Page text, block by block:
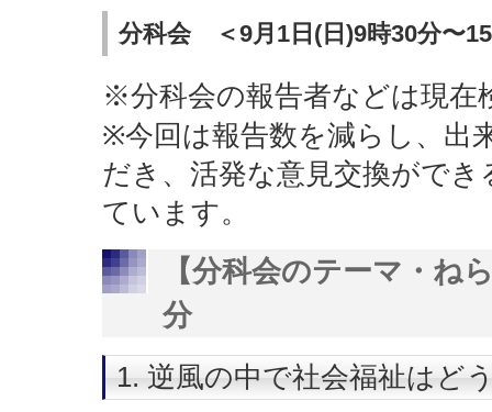
分科会 ＜9月1日(日)9時30分〜
※分科会の報告者などは現在
※今回は報告数を減らし、出
だき、活発な意見交換がで
ています。
【分科会のテーマ・ね
分
1. 逆風の中で社会福祉はど